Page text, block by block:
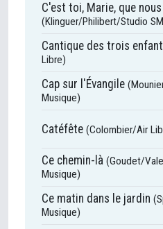
C'est toi, Marie, que
(Klinguer/Philibert/Studio
Cantique des trois
Libre)
Cap sur l'Évangile
Musique)
Catéfête (Colombier/Air
Ce chemin-là (Goudet/
Musique)
Ce matin dans le jardin
Musique)